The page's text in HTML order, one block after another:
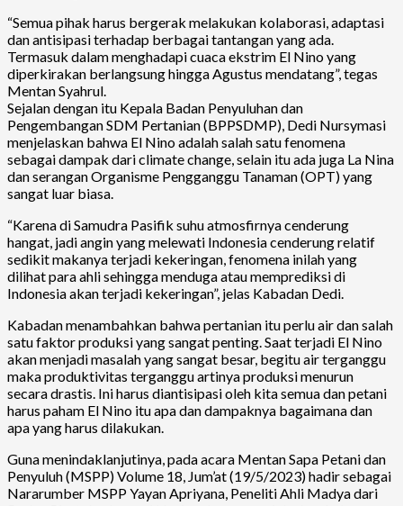
“Semua pihak harus bergerak melakukan kolaborasi, adaptasi
dan antisipasi terhadap berbagai tantangan yang ada.
Termasuk dalam menghadapi cuaca ekstrim El Nino yang
diperkirakan berlangsung hingga Agustus mendatang”, tegas
Mentan Syahrul.
Sejalan dengan itu Kepala Badan Penyuluhan dan
Pengembangan SDM Pertanian (BPPSDMP), Dedi Nursymasi
menjelaskan bahwa El Nino adalah salah satu fenomena
sebagai dampak dari climate change, selain itu ada juga La Nina
dan serangan Organisme Pengganggu Tanaman (OPT) yang
sangat luar biasa.
“Karena di Samudra Pasifik suhu atmosfirnya cenderung
hangat, jadi angin yang melewati Indonesia cenderung relatif
sedikit makanya terjadi kekeringan, fenomena inilah yang
dilihat para ahli sehingga menduga atau memprediksi di
Indonesia akan terjadi kekeringan”, jelas Kabadan Dedi.
Kabadan menambahkan bahwa pertanian itu perlu air dan salah
satu faktor produksi yang sangat penting. Saat terjadi El Nino
akan menjadi masalah yang sangat besar, begitu air terganggu
maka produktivitas terganggu artinya produksi menurun
secara drastis. Ini harus diantisipasi oleh kita semua dan petani
harus paham El Nino itu apa dan dampaknya bagaimana dan
apa yang harus dilakukan.
Guna menindaklanjutinya, pada acara Mentan Sapa Petani dan
Penyuluh (MSPP) Volume 18, Jum’at (19/5/2023) hadir sebagai
Nararumber MSPP Yayan Apriyana, Peneliti Ahli Madya dari